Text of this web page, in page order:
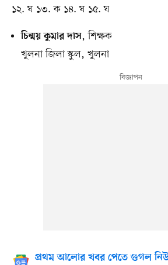
১২. ঘ ১৩. ক ১৪. ঘ ১৫. ঘ
চিন্ময় কুমার দাস, শিক্ষক
খুলনা জিলা স্কুল, খুলনা
প্রথম আলোর খবর পেতে গুগল